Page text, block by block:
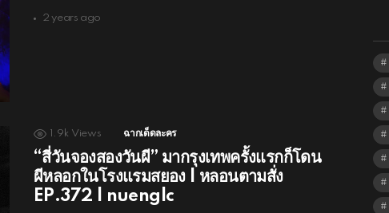
2 years ago
1.9k Views ฉากเด็ดละคร
“สี่วันจองสองวันผี” มากรุงเทพครั้งแรกก็โดน
ผีหลอกในโรงแรมสยอง | หลอนตามสั่ง
EP.372 | nuenglc